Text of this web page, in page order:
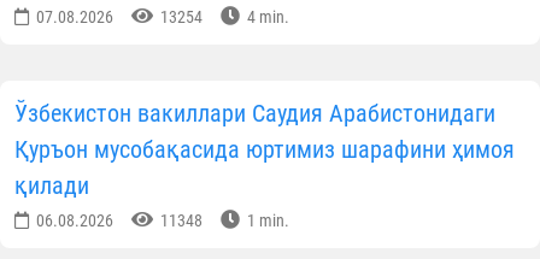
07.08.2026 13254 4 min.
Ўзбекистон вакиллари Саудия Арабистонидаги
Қуръон мусобақасида юртимиз шарафини ҳимоя
қилади
06.08.2026 11348 1 min.